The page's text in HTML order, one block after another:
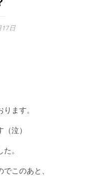
17日
ます。
泣）
。
このあと、